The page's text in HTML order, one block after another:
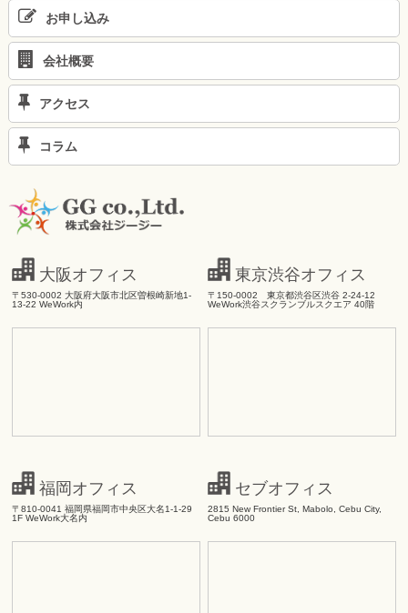
お申し込み
会社概要
アクセス
コラム
大阪オフィス
〒530-0002 大阪府大阪市北区曽根崎新地1-
13-22 WeWork内
東京渋谷オフィス
〒150-0002 東京都渋谷区渋谷 2-24-12
WeWork渋谷スクランブルスクエア 40階
福岡オフィス
〒810-0041 福岡県福岡市中央区大名1-1-29
1F WeWork大名内
セブオフィス
2815 New Frontier St, Mabolo, Cebu City,
Cebu 6000